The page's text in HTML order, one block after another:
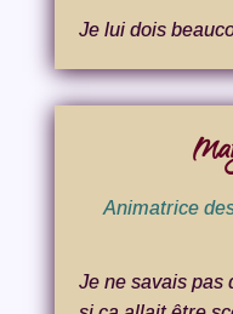
Je lui dois
Animatrice
Je ne savais pas